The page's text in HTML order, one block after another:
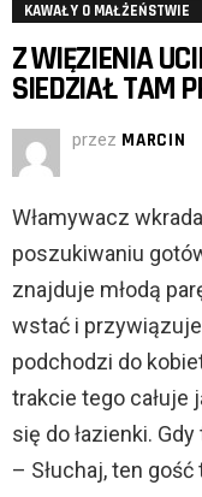
KAWAŁY O MAŁŻEŃSTWIE
Z WIĘZIENIA
SIEDZIAŁ TAM
przez MARCIN
Włamywacz
poszukiwaniu
znajduje młodą
wstać i
podchodzi do
trakcie tego całuje
się do łazienki.
– Słuchaj, ten